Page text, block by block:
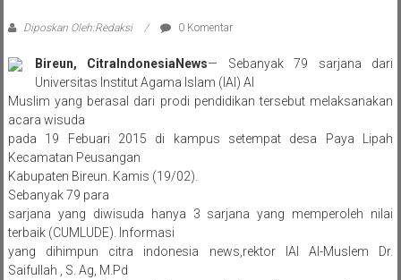
Diposkan Oleh:Redaksi 0 Komentar
Bireun, CitraIndonesiaNews— Sebanyak 79 sarjana dari
Universitas Institut Agama Islam (IAI) Al
Muslim yang berasal dari prodi pendidikan tersebut melaksanakan
acara wisuda
pada 19 Febuari 2015 di kampus setempat desa Paya Lipah
Kecamatan Peusangan
Kabupaten Bireun. Kamis (19/02).
Sebanyak 79 para
sarjana yang diwisuda hanya 3 sarjana yang memperoleh nilai
terbaik (CUMLUDE). Informasi
yang dihimpun citra indonesia news,rektor IAI Al-Muslem Dr.
Saifullah , S. Ag, M.Pd